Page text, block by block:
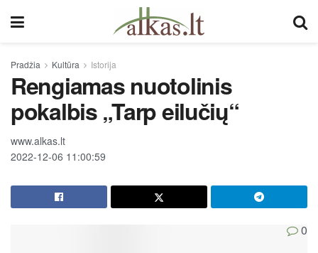
Pradžia Kultūra Istorija
Rengiamas nuotolinis
pokalbis „Tarp eilučių“
www.alkas.lt
2022-12-06 11:00:59
0